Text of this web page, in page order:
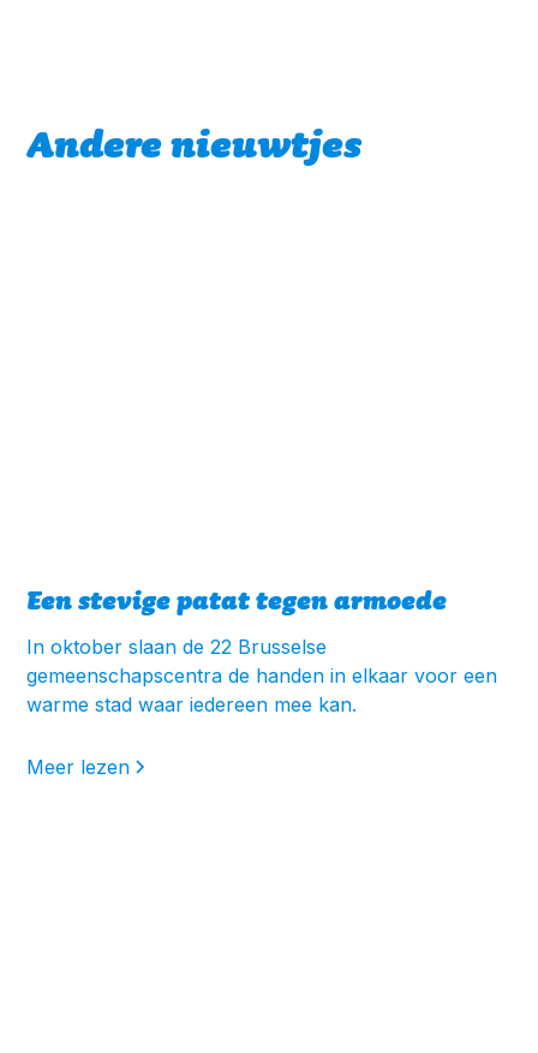
Andere nieuwtjes
Een stevige patat tegen armoede
In oktober slaan de 22 Brusselse
gemeenschapscentra de handen in elkaar voor een
warme stad waar iedereen mee kan.
Meer lezen